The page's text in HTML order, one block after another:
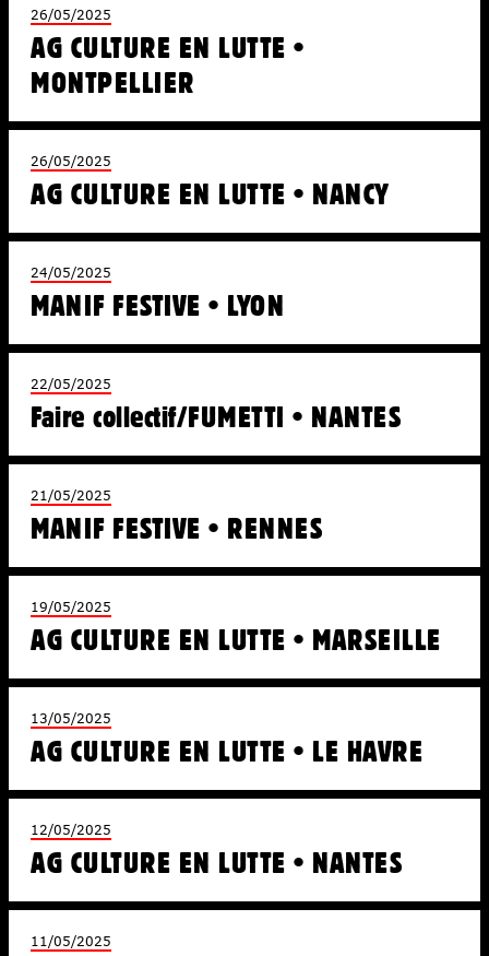
26/05/2025
AG CULTURE EN LUTTE •
MONTPELLIER
26/05/2025
AG CULTURE EN LUTTE • NANCY
24/05/2025
MANIF FESTIVE • LYON
22/05/2025
Faire collectif/FUMETTI • NANTES
21/05/2025
MANIF FESTIVE • RENNES
19/05/2025
AG CULTURE EN LUTTE • MARSEILLE
13/05/2025
AG CULTURE EN LUTTE • LE HAVRE
12/05/2025
AG CULTURE EN LUTTE • NANTES
11/05/2025